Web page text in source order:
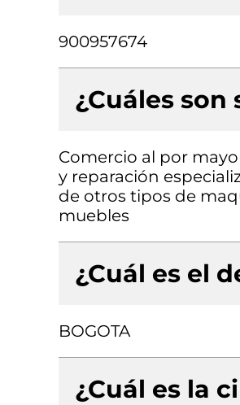
900957674
¿Cuáles
Comercio al por
y reparación
de otros tipos de
muebles
¿Cuál es el
BOGOTA
¿Cuál es la